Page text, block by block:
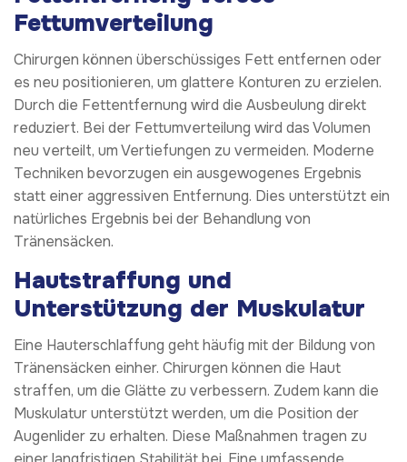
Fettumverteilung
Chirurgen können überschüssiges Fett entfernen oder
es neu positionieren, um glattere Konturen zu erzielen.
Durch die Fettentfernung wird die Ausbeulung direkt
reduziert. Bei der Fettumverteilung wird das Volumen
neu verteilt, um Vertiefungen zu vermeiden. Moderne
Techniken bevorzugen ein ausgewogenes Ergebnis
statt einer aggressiven Entfernung. Dies unterstützt ein
natürliches Ergebnis bei der Behandlung von
Tränensäcken.
Hautstraffung und
Unterstützung der Muskulatur
Eine Hauterschlaffung geht häufig mit der Bildung von
Tränensäcken einher. Chirurgen können die Haut
straffen, um die Glätte zu verbessern. Zudem kann die
Muskulatur unterstützt werden, um die Position der
Augenlider zu erhalten. Diese Maßnahmen tragen zu